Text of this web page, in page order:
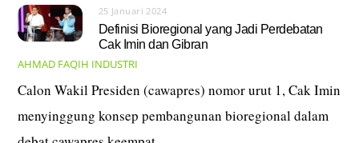
25 Januari 2024
Definisi Bioregional yang Jadi Perdebatan
Cak Imin dan Gibran
AHMAD FAQIH INDUSTRI
Calon Wakil Presiden (cawapres) nomor urut 1, Cak Imin
menyinggung konsep pembangunan bioregional dalam